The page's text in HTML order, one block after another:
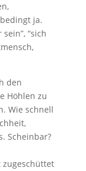
ja.
“sich
den
Höhlen zu
Wie schnell
Scheinbar?